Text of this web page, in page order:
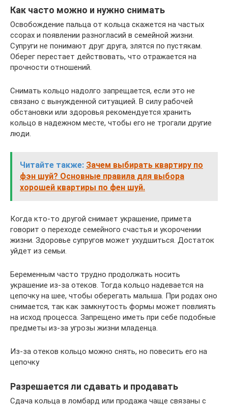
Как часто можно и нужно снимать
Освобождение пальца от кольца скажется на частых
ссорах и появлении разногласий в семейной жизни.
Супруги не понимают друг друга, злятся по пустякам.
Оберег перестает действовать, что отражается на
прочности отношений.
Снимать кольцо надолго запрещается, если это не
связано с вынужденной ситуацией. В силу рабочей
обстановки или здоровья рекомендуется хранить
кольцо в надежном месте, чтобы его не трогали другие
люди.
Читайте также: Зачем выбирать квартиру по
фэн шуй? Основные правила для выбора
хорошей квартиры по фен шуй.
Когда кто-то другой снимает украшение, примета
говорит о переходе семейного счастья и укорочении
жизни. Здоровье супругов может ухудшиться. Достаток
уйдет из семьи.
Беременным часто трудно продолжать носить
украшение из-за отеков. Тогда кольцо надевается на
цепочку на шее, чтобы оберегать малыша. При родах оно
снимается, так как замкнутость формы может повлиять
на исход процесса. Запрещено иметь при себе подобные
предметы из-за угрозы жизни младенца.
Из-за отеков кольцо можно снять, но повесить его на
цепочку
Разрешается ли сдавать и продавать
Сдача кольца в ломбард или продажа чаще связаны с